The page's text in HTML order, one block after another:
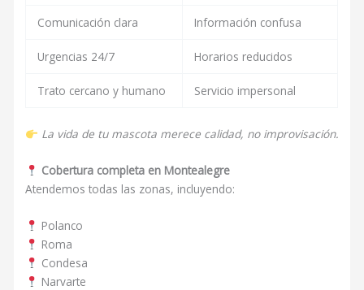
Comunicación clara Información confusa
Urgencias 24/7 Horarios reducidos
Trato cercano y humano Servicio impersonal
La vida de tu mascota merece calidad, no improvisación.
Cobertura completa en Montealegre
Atendemos todas las zonas, incluyendo:
Polanco
Roma
Condesa
Narvarte